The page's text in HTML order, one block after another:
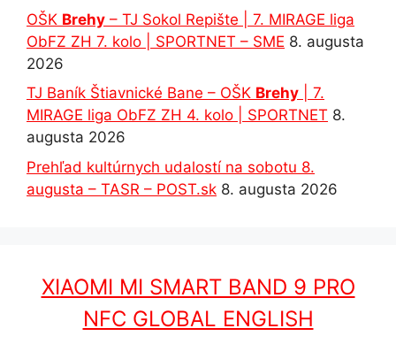
OŠK Brehy – TJ Sokol Repište | 7. MIRAGE liga
ObFZ ZH 7. kolo | SPORTNET – SME 8. augusta
2026
TJ Baník Štiavnické Bane – OŠK Brehy | 7.
MIRAGE liga ObFZ ZH 4. kolo | SPORTNET 8.
augusta 2026
Prehľad kultúrnych udalostí na sobotu 8.
augusta – TASR – POST.sk 8. augusta 2026
XIAOMI MI SMART BAND 9 PRO
NFC GLOBAL ENGLISH